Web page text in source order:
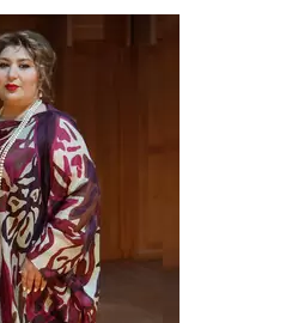
мастер-классы и камерные концерты
Дома музыки.
музыкальное искусство и
кадров награждён Орденом
Невского. В 2017 году –
Дружбы) ІІ степени, в 2021 году -
IV степени.
Московской, Новосибирской,
филармоний, ГАСО им. Светланова,
принимает участие в ведущих
и Европе. Успешный творческий союз
Валерий Гергиев, Юрий Темирканов,
Сондецкис, Юрий Симонов, Мартин